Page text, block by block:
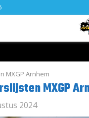
MXGP Arnhem
MXGP
2024